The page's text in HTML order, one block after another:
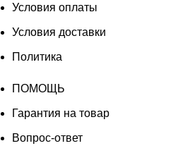
Условия оплаты
Условия доставки
Политика
ПОМОЩЬ
Гарантия на товар
Вопрос-ответ